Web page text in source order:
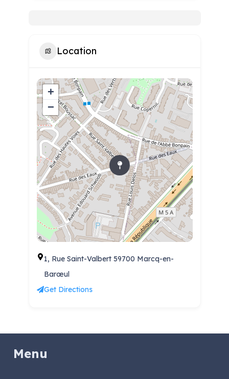
Location
+
−
1, Rue Saint-Valbert 59700 Marcq-en-
Barœul
Get Directions
Menu